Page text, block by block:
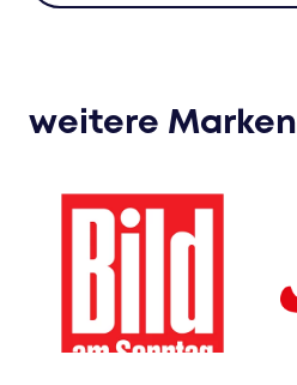
weitere Marken